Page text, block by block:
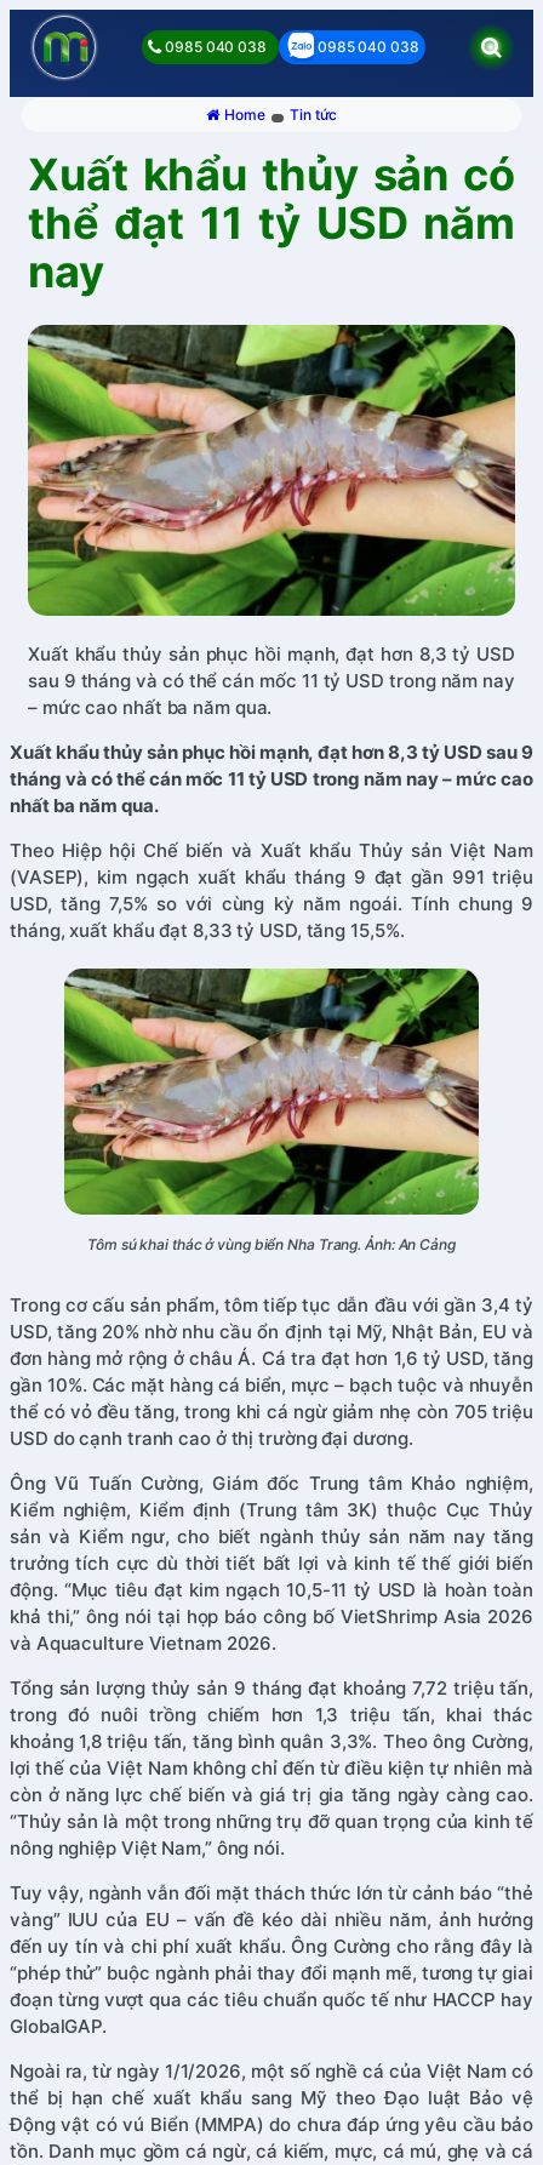
0985 040 038 0985 040 038
Home Tin tức
Xuất khẩu thủy sản có
thể đạt 11 tỷ USD năm
nay
Xuất khẩu thủy sản phục hồi mạnh, đạt hơn 8,3 tỷ USD
sau 9 tháng và có thể cán mốc 11 tỷ USD trong năm nay
– mức cao nhất ba năm qua.
Xuất khẩu thủy sản phục hồi mạnh, đạt hơn 8,3 tỷ USD sau 9
tháng và có thể cán mốc 11 tỷ USD trong năm nay – mức cao
nhất ba năm qua.
Theo Hiệp hội Chế biến và Xuất khẩu Thủy sản Việt Nam
(VASEP), kim ngạch xuất khẩu tháng 9 đạt gần 991 triệu
USD, tăng 7,5% so với cùng kỳ năm ngoái. Tính chung 9
tháng, xuất khẩu đạt 8,33 tỷ USD, tăng 15,5%.
Tôm sú khai thác ở vùng biển Nha Trang. Ảnh: An Cảng
Trong cơ cấu sản phẩm, tôm tiếp tục dẫn đầu với gần 3,4 tỷ
USD, tăng 20% nhờ nhu cầu ổn định tại Mỹ, Nhật Bản, EU và
đơn hàng mở rộng ở châu Á. Cá tra đạt hơn 1,6 tỷ USD, tăng
gần 10%. Các mặt hàng cá biển, mực – bạch tuộc và nhuyễn
thể có vỏ đều tăng, trong khi cá ngừ giảm nhẹ còn 705 triệu
USD do cạnh tranh cao ở thị trường đại dương.
Ông Vũ Tuấn Cường, Giám đốc Trung tâm Khảo nghiệm,
Kiểm nghiệm, Kiểm định (Trung tâm 3K) thuộc Cục Thủy
sản và Kiểm ngư, cho biết ngành thủy sản năm nay tăng
trưởng tích cực dù thời tiết bất lợi và kinh tế thế giới biến
động. “Mục tiêu đạt kim ngạch 10,5-11 tỷ USD là hoàn toàn
khả thi,” ông nói tại họp báo công bố VietShrimp Asia 2026
và Aquaculture Vietnam 2026.
Tổng sản lượng thủy sản 9 tháng đạt khoảng 7,72 triệu tấn,
trong đó nuôi trồng chiếm hơn 1,3 triệu tấn, khai thác
khoảng 1,8 triệu tấn, tăng bình quân 3,3%. Theo ông Cường,
lợi thế của Việt Nam không chỉ đến từ điều kiện tự nhiên mà
còn ở năng lực chế biến và giá trị gia tăng ngày càng cao.
“Thủy sản là một trong những trụ đỡ quan trọng của kinh tế
nông nghiệp Việt Nam,” ông nói.
Tuy vậy, ngành vẫn đối mặt thách thức lớn từ cảnh báo “thẻ
vàng” IUU của EU – vấn đề kéo dài nhiều năm, ảnh hưởng
đến uy tín và chi phí xuất khẩu. Ông Cường cho rằng đây là
“phép thử” buộc ngành phải thay đổi mạnh mẽ, tương tự giai
đoạn từng vượt qua các tiêu chuẩn quốc tế như HACCP hay
GlobalGAP.
Ngoài ra, từ ngày 1/1/2026, một số nghề cá của Việt Nam có
thể bị hạn chế xuất khẩu sang Mỹ theo Đạo luật Bảo vệ
Động vật có vú Biển (MMPA) do chưa đáp ứng yêu cầu bảo
tồn. Danh mục gồm cá ngừ, cá kiếm, mực, cá mú, ghẹ và cá